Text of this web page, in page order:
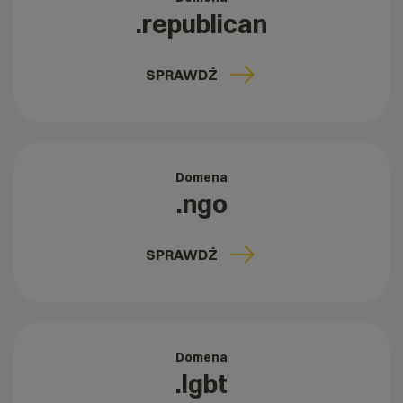
.republican
SPRAWDŹ
Domena
.ngo
SPRAWDŹ
Domena
.lgbt